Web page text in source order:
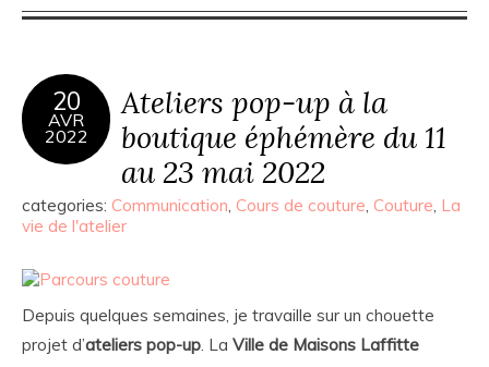
20
AVR
2022
Ateliers pop-up à la
boutique éphémère du 11
au 23 mai 2022
categories: Communication, Cours de couture, Couture, La
vie de l'atelier
Depuis quelques semaines, je travaille sur un chouette
projet d’ateliers pop-up. La Ville de Maisons Laffitte